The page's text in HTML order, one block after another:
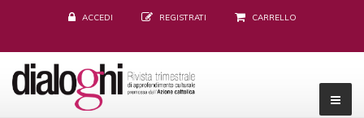
ACCEDI REGISTRATI CARRELLO